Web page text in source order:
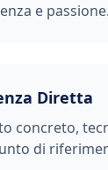
e passione.
Diretta
concreto,
di